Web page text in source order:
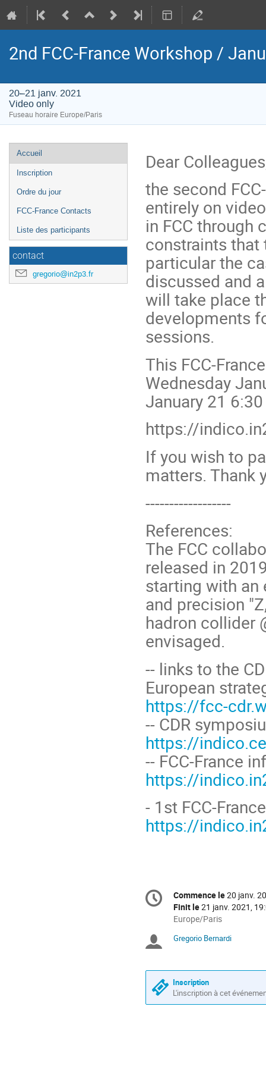
2nd FCC-France Workshop /
20–21 janv. 2021
Video only
Fuseau horaire Europe/Paris
Menu
de
l'événement
Accueil
Inscription
Ordre du jour
FCC-France Contacts
Liste des participants
contact
gregorio@in2p3.fr
Dear
the second
entirely on
in FCC through
constraints that
particular the
discussed and
will take place
developments
sessions.
This FCC-
Wednesday
January 21
https://
If you wish to
matters. Thank
------------------
References:
The FCC
released in
starting with an
and precision
hadron collider
envisaged.
-- links to the
European
https://fcc-
-- CDR
https://
-- FCC-France
https://
- 1st FCC-
https://
Information
de
conférence
Date/Heure
Commence le20 janv.
Finit le21 janv. 2021,
Toutes
horaires
Europe/Paris
Europe/Paris
Présidents
séance
Gregorio Bernardi
Inscription
L'inscription à cet